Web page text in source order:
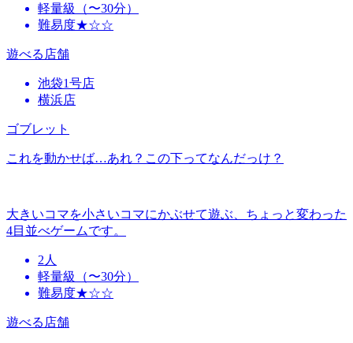
軽量級（〜30分）
難易度★☆☆
遊べる店舗
池袋1号店
横浜店
ゴブレット
これを動かせば…あれ？この下ってなんだっけ？
大きいコマを小さいコマにかぶせて遊ぶ、ちょっと変わった
4目並べゲームです。
2人
軽量級（〜30分）
難易度★☆☆
遊べる店舗